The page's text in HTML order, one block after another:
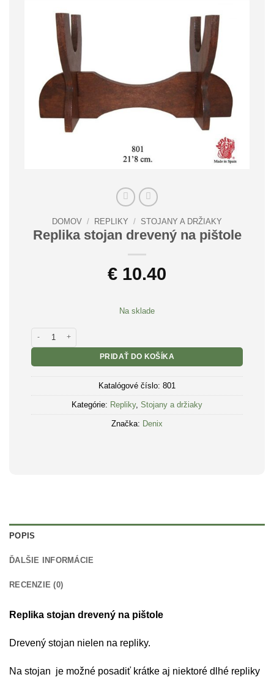
DOMOV / REPLIKY / STOJANY A DRŽIAKY
Replika stojan drevený na pištole
€ 10.40
Na sklade
množstvo Replika stojan drevený na pištole
PRIDAŤ DO KOŠÍKA
Katalógové číslo: 801
Kategórie: Repliky, Stojany a držiaky
Značka: Denix
POPIS
ĎALŠIE INFORMÁCIE
RECENZIE (0)
Replika stojan drevený na pištole
Drevený stojan nielen na repliky.
Na stojan je možné posadiť krátke aj niektoré dlhé repliky